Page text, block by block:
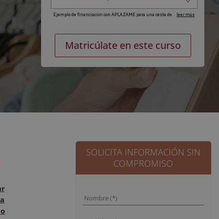
experto
Matricúlate en este curso
SOLICITA INFORMACIÓN SIN
COMPROMISO